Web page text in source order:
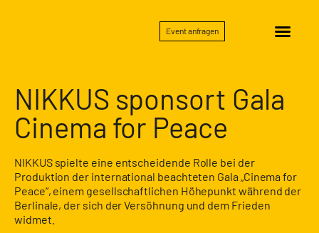
Event anfragen
NIKKUS sponsort Gala
Cinema for Peace
NIKKUS spielte eine entscheidende Rolle bei der
Produktion der international beachteten Gala „Cinema for
Peace“, einem gesellschaftlichen Höhepunkt während der
Berlinale, der sich der Versöhnung und dem Frieden
widmet.